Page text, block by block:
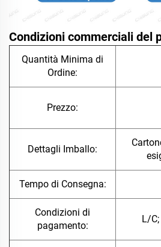
Condizioni commerciali del
Quantità Minima di
Ordine:
Prezzo:
Dettagli Imballo:
Tempo di Consegna:
Condizioni di
pagamento:
L/